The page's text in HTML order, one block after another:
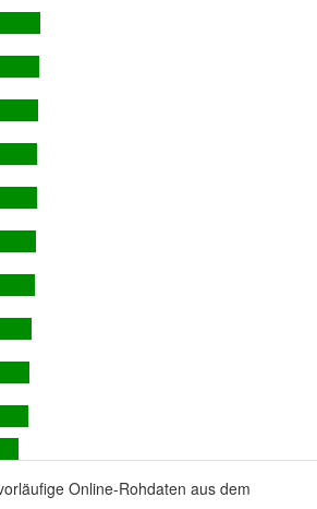
Online-Rohdaten aus dem